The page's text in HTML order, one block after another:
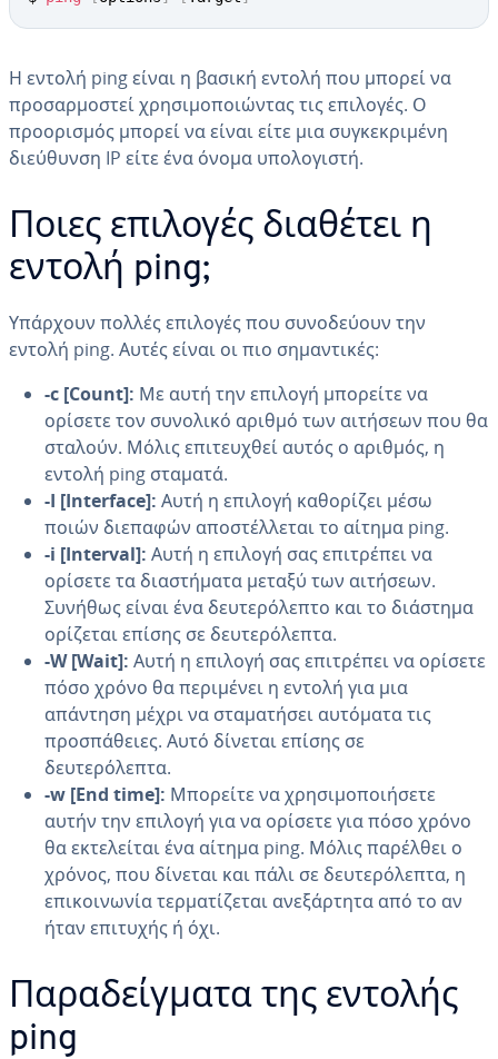
Η εντολή ping είναι η βασική εντολή που μπορεί να
προσαρμοστεί χρησιμοποιώντας τις επιλογές. Ο
προορισμός μπορεί να είναι είτε μια συγκεκριμένη
διεύθυνση IP είτε ένα όνομα υπολογιστή.
Ποιες επιλογές διαθέτει η
εντολή ping;
Υπάρχουν πολλές επιλογές που συνοδεύουν την
εντολή ping. Αυτές είναι οι πιο σημαντικές:
-c [Count]: Με αυτή την επιλογή μπορείτε να
ορίσετε τον συνολικό αριθμό των αιτήσεων που θα
σταλούν. Μόλις επιτευχθεί αυτός ο αριθμός, η
εντολή ping σταματά.
-I [Interface]: Αυτή η επιλογή καθορίζει μέσω
ποιών διεπαφών αποστέλλεται το αίτημα ping.
-i [Interval]: Αυτή η επιλογή σας επιτρέπει να
ορίσετε τα διαστήματα μεταξύ των αιτήσεων.
Συνήθως είναι ένα δευτερόλεπτο και το διάστημα
ορίζεται επίσης σε δευτερόλεπτα.
-W [Wait]: Αυτή η επιλογή σας επιτρέπει να ορίσετε
πόσο χρόνο θα περιμένει η εντολή για μια
απάντηση μέχρι να σταματήσει αυτόματα τις
προσπάθειες. Αυτό δίνεται επίσης σε
δευτερόλεπτα.
-w [End time]: Μπορείτε να χρησιμοποιήσετε
αυτήν την επιλογή για να ορίσετε για πόσο χρόνο
θα εκτελείται ένα αίτημα ping. Μόλις παρέλθει ο
χρόνος, που δίνεται και πάλι σε δευτερόλεπτα, η
επικοινωνία τερματίζεται ανεξάρτητα από το αν
ήταν επιτυχής ή όχι.
Παραδείγματα της εντολής
ping